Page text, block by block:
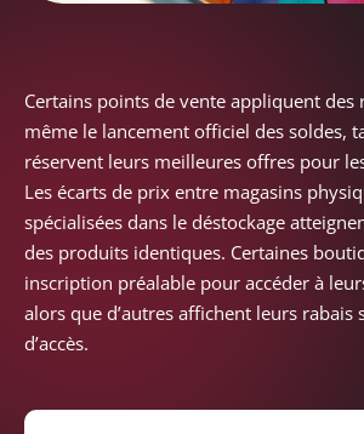
Certains points de vente appliquent des
même le lancement officiel des soldes,
réservent leurs meilleures offres pour
Les écarts de prix entre magasins
spécialisées dans le déstockage
des produits identiques. Certaines
inscription préalable pour accéder à
alors que d’autres affichent leurs rabais
d’accès.